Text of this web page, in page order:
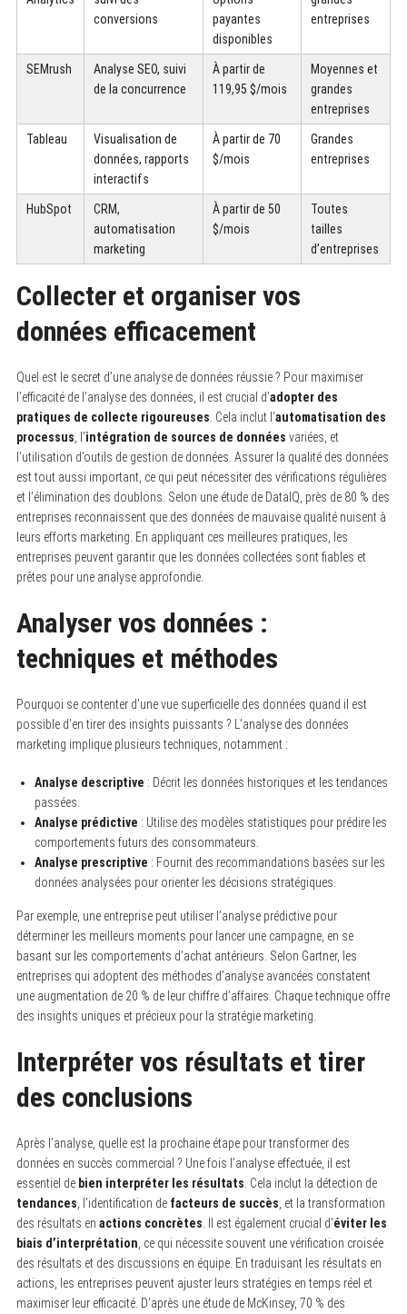
conversions
payantes
disponibles
entreprises
SEMrush
Analyse SEO, suivi
de la concurrence
À partir de
119,95 $/mois
Moyennes et
grandes
entreprises
Tableau
Visualisation de
données, rapports
interactifs
À partir de 70
$/mois
Grandes
entreprises
HubSpot
CRM,
automatisation
marketing
À partir de 50
$/mois
Toutes
tailles
d’entreprises
Collecter et organiser vos
données efficacement
Quel est le secret d’une analyse de données réussie ? Pour maximiser
l’efficacité de l’analyse des données, il est crucial d’adopter des
pratiques de collecte rigoureuses . Cela inclut l’automatisation des
processus , l’intégration de sources de données variées, et
l’utilisation d’outils de gestion de données. Assurer la qualité des données
est tout aussi important, ce qui peut nécessiter des vérifications régulières
et l’élimination des doublons. Selon une étude de DataIQ, près de 80 % des
entreprises reconnaissent que des données de mauvaise qualité nuisent à
leurs efforts marketing. En appliquant ces meilleures pratiques, les
entreprises peuvent garantir que les données collectées sont fiables et
prêtes pour une analyse approfondie.
Analyser vos données :
techniques et méthodes
Pourquoi se contenter d’une vue superficielle des données quand il est
possible d’en tirer des insights puissants ? L’analyse des données
marketing implique plusieurs techniques, notamment :
Analyse descriptive : Décrit les données historiques et les tendances
passées.
Analyse prédictive : Utilise des modèles statistiques pour prédire les
comportements futurs des consommateurs.
Analyse prescriptive : Fournit des recommandations basées sur les
données analysées pour orienter les décisions stratégiques.
Par exemple, une entreprise peut utiliser l’analyse prédictive pour
déterminer les meilleurs moments pour lancer une campagne, en se
basant sur les comportements d’achat antérieurs. Selon Gartner, les
entreprises qui adoptent des méthodes d’analyse avancées constatent
une augmentation de 20 % de leur chiffre d’affaires. Chaque technique offre
des insights uniques et précieux pour la stratégie marketing.
Interpréter vos résultats et tirer
des conclusions
Après l’analyse, quelle est la prochaine étape pour transformer des
données en succès commercial ? Une fois l’analyse effectuée, il est
essentiel de bien interpréter les résultats . Cela inclut la détection de
tendances , l’identification de facteurs de succès , et la transformation
des résultats en actions concrètes . Il est également crucial d’éviter les
biais d’interprétation , ce qui nécessite souvent une vérification croisée
des résultats et des discussions en équipe. En traduisant les résultats en
actions, les entreprises peuvent ajuster leurs stratégies en temps réel et
maximiser leur efficacité. D’après une étude de McKinsey, 70 % des